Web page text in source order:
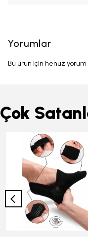
Yorumlar
Bu ürün için henüz yorum
Çok